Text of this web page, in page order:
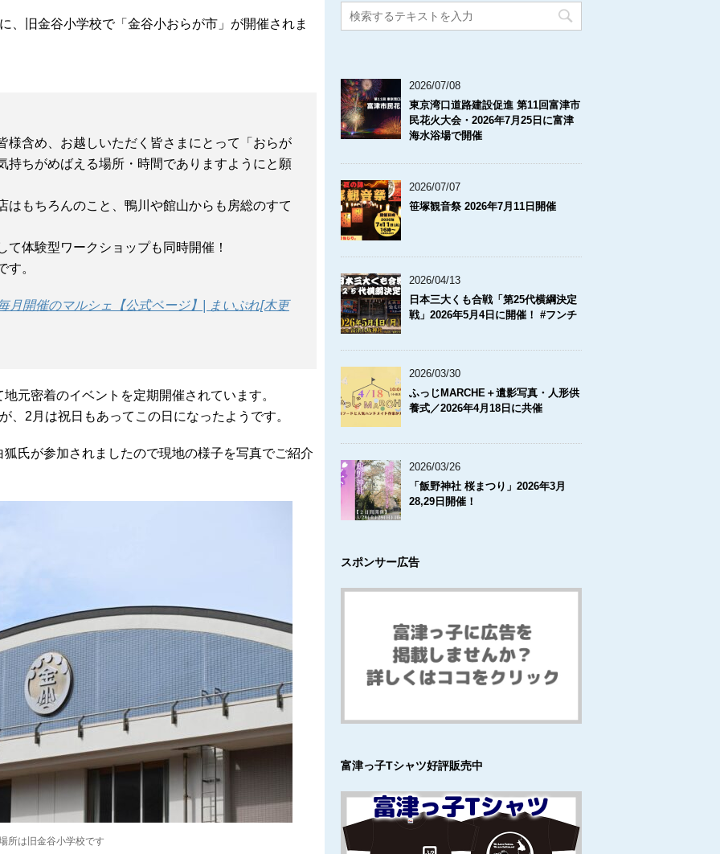
、旧金谷小学校で「金谷小おらが市」が開催されま
様含め、お越しいただく皆さまにとって「おらが
持ちがめばえる場所・時間でありますようにと願
はもちろんのこと、鴨川や館山からも房総のすて
体験型ワークショップも同時開催！
す。
月開催のマルシェ【公式ページ】| まいぷれ[木更
元密着のイベントを定期開催されています。
、2月は祝日もあってこの日になったようです。
氏が参加されましたので現地の様子を写真でご紹介
所は旧金谷小学校です
2026/07/08
東京湾口道路建設促進 第11回富津市
民花火大会・2026年7月25日に富津
海水浴場で開催
2026/07/07
笹塚観音祭 2026年7月11日開催
2026/04/13
日本三大くも合戦「第25代横綱決定
戦」2026年5月4日に開催！ #フンチ
2026/03/30
ふっじMARCHE＋遺影写真・人形供
養式／2026年4月18日に共催
2026/03/26
「飯野神社 桜まつり」2026年3月
28,29日開催！
スポンサー広告
富津っ子Tシャツ好評販売中